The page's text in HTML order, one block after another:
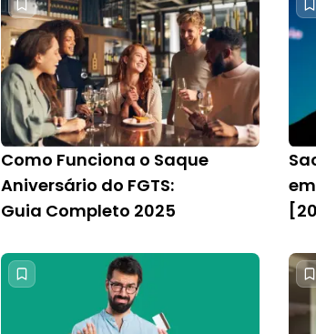
Como Funciona o Saque
Aniversário do FGTS:
Guia Completo 2025